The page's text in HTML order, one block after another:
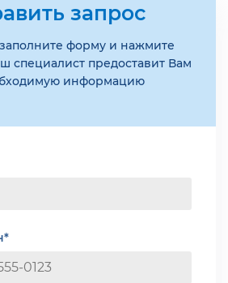
запрос
форму и нажмите
специалист предоставит Вам
информацию